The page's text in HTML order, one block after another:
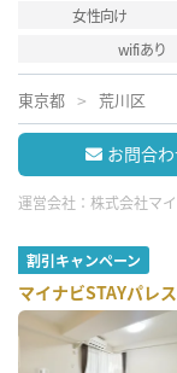
女性向け
wifiあり
東京都 荒川区
お問合
運営会社： 株式会社マ
割引キャンペーン
マイナビSTAYパレ